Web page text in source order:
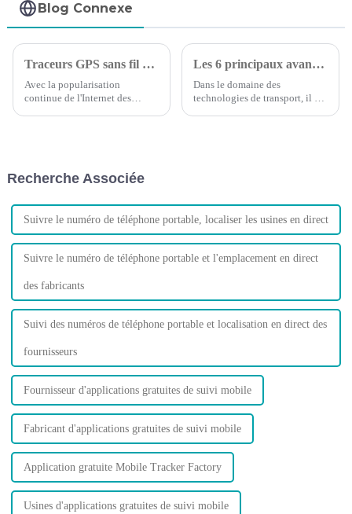
Blog Connexe
Traceurs GPS sans fil et câblés : lequel est le meilleur ?
Avec la popularisation
continue de l'Internet des
contrôler leurs voitures à tout
Les 6 principaux avantages du suivi GPS des véhicules
Dans le domaine des
technologies de transport, il est
Recherche Associée
Suivre le numéro de téléphone portable, localiser les usines en direct
Suivre le numéro de téléphone portable et l'emplacement en direct
des fabricants
Suivi des numéros de téléphone portable et localisation en direct des
fournisseurs
Fournisseur d'applications gratuites de suivi mobile
Fabricant d'applications gratuites de suivi mobile
Application gratuite Mobile Tracker Factory
Usines d'applications gratuites de suivi mobile